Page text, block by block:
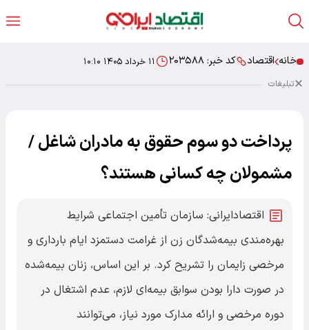
خانه اقتصاد کد خبر: ۲۰۳۵۸۸ ۱۱ خرداد ۱۴۰۵ ۱۰:۱۰
تبلیغات
پرداخت دو سوم حقوق به مادران شاغل /
مشمولان چه کسانی هستند؟
اقتصادایرانی: سازمان تأمین اجتماعی شرایط
بهره‌مندی بیمه‌شدگان زن از غرامت دستمزد ایام بارداری و
مرخصی زایمان را تشریح کرد. بر این اساس، زنان بیمه‌شده
در صورت دارا بودن سوابق بیمه‌ای لازم، عدم اشتغال در
دوره مرخصی و ارائه مدارک مورد نیاز، می‌توانند